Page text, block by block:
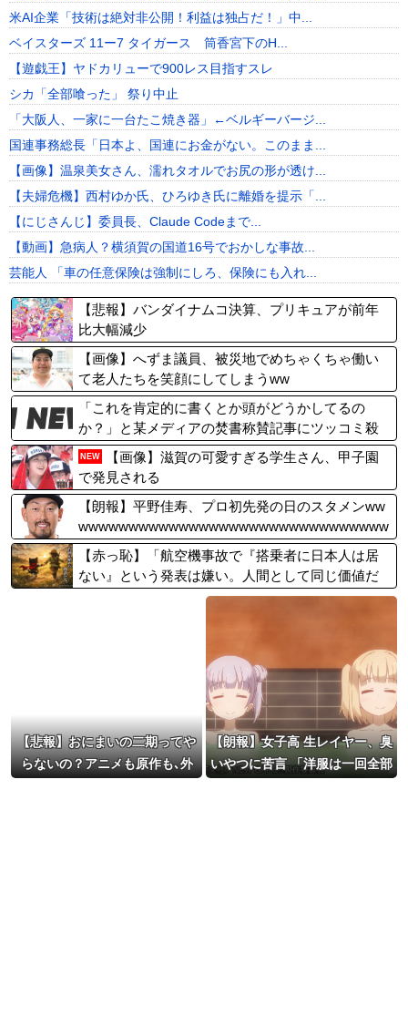
米AI企業「技術は絶対非公開！利益は独占だ！」中...
ベイスターズ 11ー7 タイガース 筒香宮下のH...
【遊戯王】ヤドカリューで900レス目指すスレ
シカ「全部喰った」 祭り中止
「大阪人、一家に一台たこ焼き器」←ベルギーバージ...
国連事務総長「日本よ、国連にお金がない。このまま...
【画像】温泉美女さん、濡れタオルでお尻の形が透け...
【夫婦危機】西村ゆか氏、ひろゆき氏に離婚を提示「...
【にじさんじ】委員長、Claude Codeまで...
【動画】急病人？横須賀の国道16号でおかしな事故...
芸能人 「車の任意保険は強制にしろ、保険にも入れ...
【悲報】バンダイナムコ決算、プリキュアが前年
比大幅減少
【画像】へずま議員、被災地でめちゃくちゃ働い
て老人たちを笑顔にしてしまうww
「これを肯定的に書くとか頭がどうかしてるの
か？」と某メディアの焚書称賛記事にツッコミ殺
到、自分で本屋を作るとかそういう話かと思った
ら……
NEW
【画像】滋賀の可愛すぎる学生さん、甲子園
で発見される
【朗報】平野佳寿、プロ初先発の日のスタメンww
wwwwwwwwwwwwwwwwwwwwwwwwwwwwwww
wwwwwwwwwwwwwwwwwwww
【赤っ恥】「航空機事故で『搭乗者に日本人は居
ない』という発表は嫌い。人間として同じ価値だ
と思う」→ツッコミ殺到も「自分が気に入らない
【悲報】おにまいの二期ってや
らないの？アニメも原作も､外
【朗報】女子高 生レイヤー、臭
いやつに苦言 「洋服は一回全部